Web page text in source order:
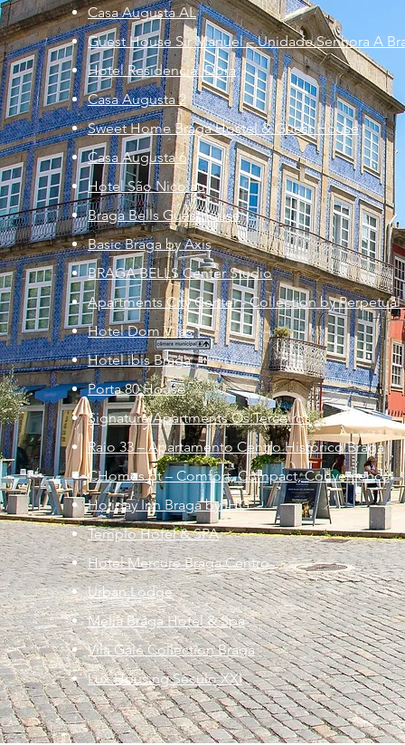
​Casa Augusta AL
Guest House Sir Manuel – Unidade Senhora A
Hotel Residencial Dora
Casa Augusta 2
Sweet Home Braga Hostel & Guest House
Casa Augusta 6
Hotel São Nicolau
Braga Bells Guesthouse
Basic Braga by Axis
BRAGA BELLS Center Studio
Apartments City Center - Collection by Perpetual
Hotel Dom Vilas
Hotel ibis Braga
Porta 80 House
Signature Apartments Os Terceiros
Raio 33 – Apartamento Centro Histórico Braga
CHomes pt – Comfort, Compact, Convenience
Holiday Inn Braga by IHG
Templo Hotel & SPA
Hotel Mercure Braga Centro
Urban Lodge
Melia Braga Hotel & Spa
Vila Galé Collection Braga
Lux Housing Século XXI